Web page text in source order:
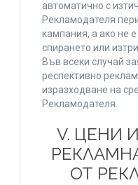
автоматично с
Рекламодателя
кампания, а ако не
спирането или
Във всеки случай
респективно
изразходване на
Рекламодателя.
V. ЦЕНИ
ОТ